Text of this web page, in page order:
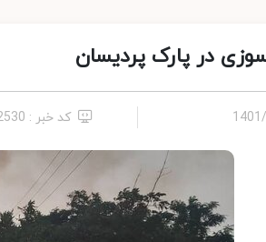
در پارک پردیسان
کد خبر : 12530